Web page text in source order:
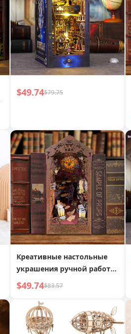
$49.74$79.75
Креативные настольные
украшения ручной работы
DIY Дом Трехмерная
модель Деревянная сборка
3D пазл
$49.74$83.57